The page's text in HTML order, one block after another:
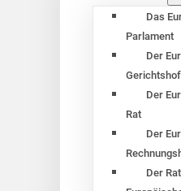
Das
Parlament
Der
Gerichtshof
Der
Rat
Der
Der